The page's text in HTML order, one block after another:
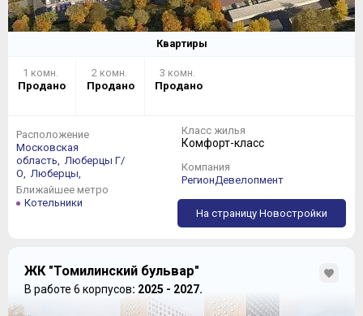
Квартиры
1 комн.
Продано
2 комн.
Продано
3 комн.
Продано
Расположение
Московская
область,
Люберцы Г/
О,
Люберцы,
Ближайшее метро
Котельники
Класс жилья
Комфорт-класс
Компания
РегионДевелопмент
На страницу Новостройки
ЖК "Томилинский бульвар"
В работе 6 корпусов: 2025 - 2027.